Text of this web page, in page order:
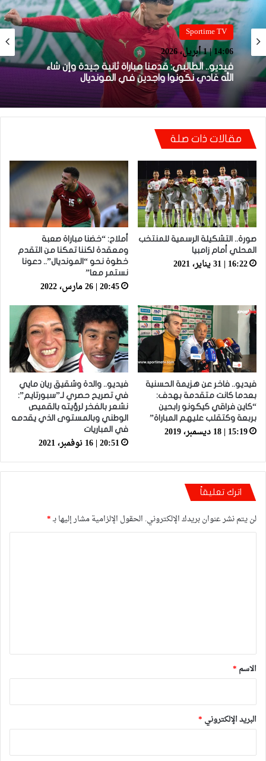
Sportime TV
14:06 | 1 أبريل، 2026
فيديو.. الطالبي: قدمنا مباراة ثانية جيدة وإن شاء
الله غادي نكونوا واجدين في المونديال
Sportime TV
14:05 | 1 أبريل، 2026
فيديو.. بونو: اللاعبين تعاملو مزيان مع المباراة وخا
مكانتش ساهلة وحنا كنحاولوا نركزوا باش نعاونوا
المنتخب
مقالات ذات صلة
صورة.. التشكيلة الرسمية للمنتخب
المحلي أمام زامبيا
16:22 | 31 يناير، 2021
أملاح: “خضنا مباراة صعبة
ومعقدة لكننا تمكنا من التقدم
خطوة نحو “المونديال”.. دعونا
نستمر معا”
20:45 | 26 مارس، 2022
فيديو.. فاخر عن هزيمة الحسنية
بعدما كانت متقدمة بهدف:
“كاين فراقي كيكونو رابحين
بربعة وكتقلب عليهم المباراة”
15:19 | 18 ديسمبر، 2019
فيديو.. والدة وشقيق ريان مايي
في تصريح حصري لـ”سبورتايم”:
نشعر بالفخر لرؤيته بالقميص
الوطني وبالمستوى الذي يقدمه
في المباريات
20:51 | 16 نوفمبر، 2021
اترك تعليقاً
لن يتم نشر عنوان بريدك الإلكتروني. الحقول الإلزامية مشار إليها بـ*
*
الاسم *
البريد الإلكتروني *